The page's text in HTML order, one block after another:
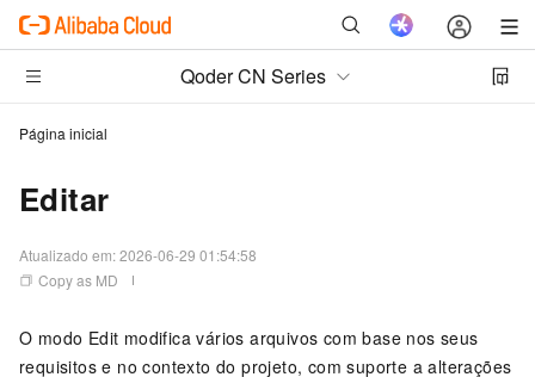
Qoder CN Series
Página inicial
Editar
Atualizado em:2026-06-29 01:54:58
Copy as MD
O modo Edit modifica vários arquivos com base nos seus
requisitos e no contexto do projeto, com suporte a alterações